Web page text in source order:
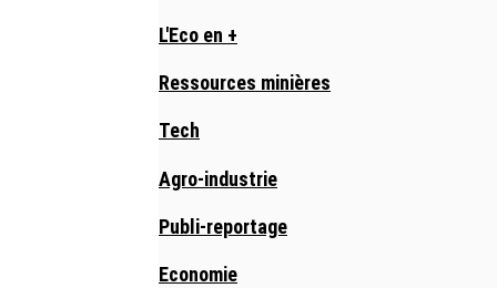
L'Eco en +
Ressources minières
Tech
Agro-industrie
Publi-reportage
Economie